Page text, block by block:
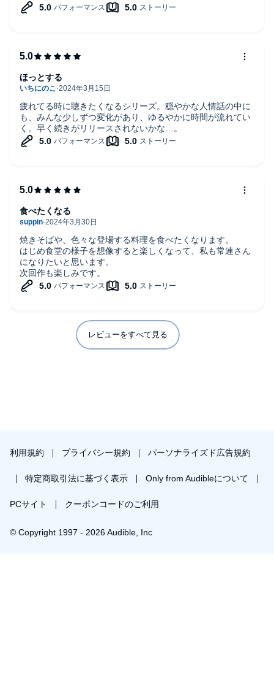
疲れてる時に聴きたくなるシリーズ。穏やかな人情話の中に
も、みんな少しずつ変化があり、ゆるやかに時間が流れてい
く。早く続きがリリースされないかな…。
ほっとする
焼きそばや、色々な登場する料理を食べたくなります。
はじめ食堂の様子を想像すると楽しくなって、私も常連さん
になりたいと思います。
次回作も楽しみです。
食べたくなる
レビューをすべて見る
利用規約 プライバシー規約 パーソナライズド広告規約
特定商取引法に基づく表示 Only from Audibleについて
PCサイト クーポンコードのご利用
© Copyright 1997 - 2026 Audible, Inc